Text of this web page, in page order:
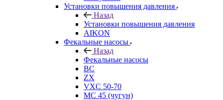
Установки повышения давления
Назад
Установки повышения давления
AIKON
Фекальные насосы
Назад
Фекальные насосы
BC
ZX
VXC 50-70
MC 45 (чугун)